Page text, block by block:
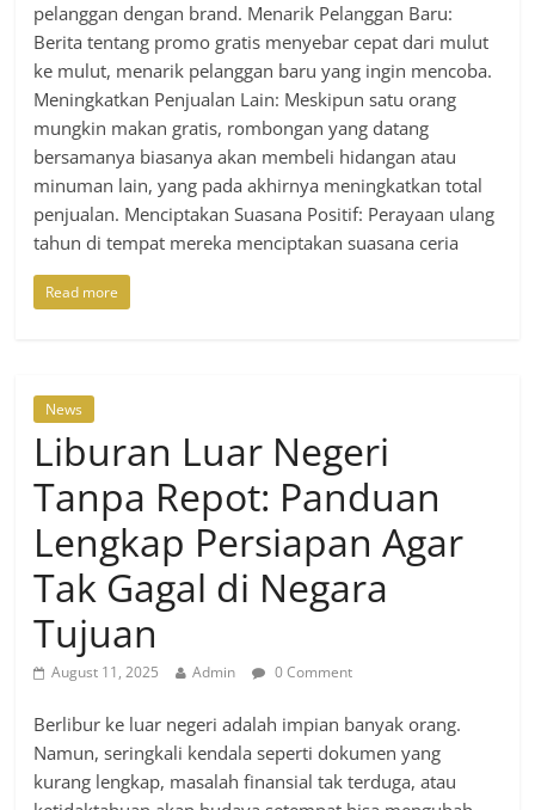
pelanggan dengan brand. Menarik Pelanggan Baru:
Berita tentang promo gratis menyebar cepat dari mulut
ke mulut, menarik pelanggan baru yang ingin mencoba.
Meningkatkan Penjualan Lain: Meskipun satu orang
mungkin makan gratis, rombongan yang datang
bersamanya biasanya akan membeli hidangan atau
minuman lain, yang pada akhirnya meningkatkan total
penjualan. Menciptakan Suasana Positif: Perayaan ulang
tahun di tempat mereka menciptakan suasana ceria
Read more
News
Liburan Luar Negeri
Tanpa Repot: Panduan
Lengkap Persiapan Agar
Tak Gagal di Negara
Tujuan
August 11, 2025 Admin 0 Comment
Berlibur ke luar negeri adalah impian banyak orang.
Namun, seringkali kendala seperti dokumen yang
kurang lengkap, masalah finansial tak terduga, atau